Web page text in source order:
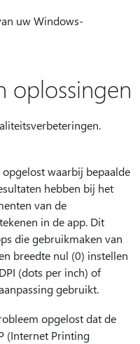
uw Windows-
oplossingen
waarbij bepaalde
hebben bij het
van de
in de app. Dit
die gebruikmaken van
breedte nul (0) instellen
(dots per inch) of
gebruikt.
opgelost dat de
(Internet Printing